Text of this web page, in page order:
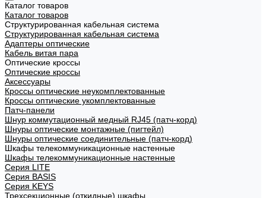
Каталог товаров
Каталог товаров
Структурированная кабельная система
Структурированная кабельная система
Адаптеры оптические
Кабель витая пара
Оптические кроссы
Оптические кроссы
Аксессуары
Кроссы оптические неукомплектованные
Кроссы оптические укомплектованные
Патч-панели
Шнур коммутационный медный RJ45 (патч-корд)
Шнуры оптические монтажные (пигтейл)
Шнуры оптические соединительные (патч-корд)
Шкафы телекоммуникационные настенные
Шкафы телекоммуникационные настенные
Cерия LITE
Cерия BASIS
Cерия KEYS
Трехсекционные (откидные) шкафы